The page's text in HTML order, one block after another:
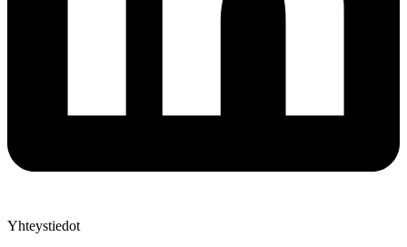
Yhteystiedot